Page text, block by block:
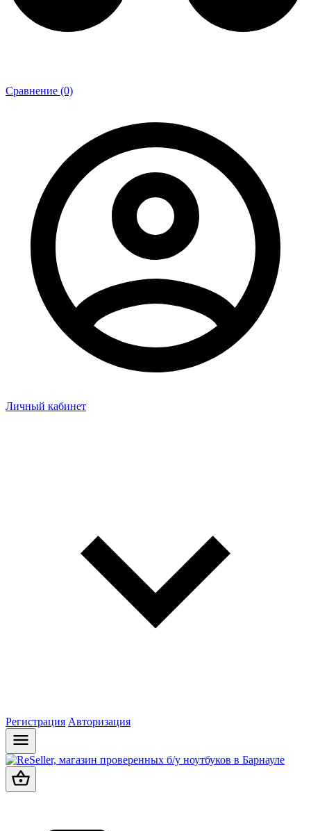
Сравнение (0)
Личный кабинет
Регистрация Авторизация